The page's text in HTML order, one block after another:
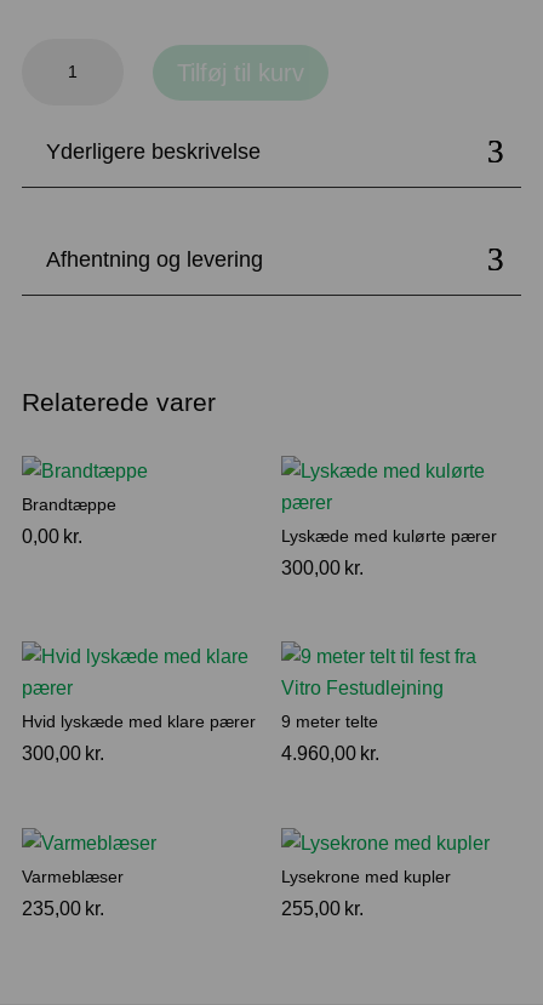
antal
Tilføj til kurv
Yderligere beskrivelse
Afhentning og levering
Relaterede varer
Brandtæppe
0,00 kr. Lyskæde med kulørte pærer
300,00 kr.
Hvid lyskæde med klare pærer
300,00 kr.
9 meter telte
4.960,00 kr.
Varmeblæser
235,00 kr.
Lysekrone med kupler
255,00 kr.